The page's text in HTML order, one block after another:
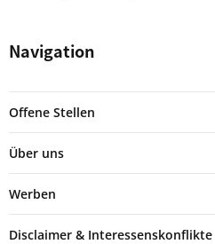
Navigation
Offene Stellen
Über uns
Werben
Disclaimer & Interessenskonflikte